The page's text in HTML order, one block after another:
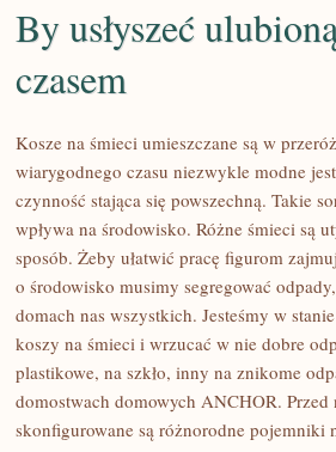
By usłyszeć
czasem
Kosze na śmieci umieszczane są w
wiarygodnego czasu niezwykle modne
czynność stająca się powszechną. Takie
wpływa na środowisko. Różne śmieci są
sposób. Żeby ułatwić pracę figurom
o środowisko musimy segregować
domach nas wszystkich. Jesteśmy w
koszy na śmieci i wrzucać w nie dobre
plastikowe, na szkło, inny na znikome
domostwach domowych ANCHOR.
skonfigurowane są różnorodne pojemniki